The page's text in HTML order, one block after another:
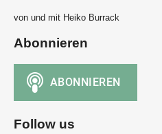
von und mit Heiko Burrack
Abonnieren
Follow us